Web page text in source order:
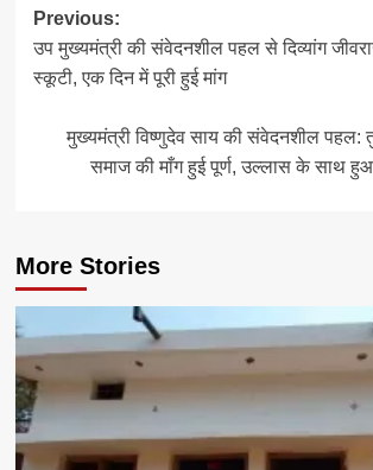
Post
navigation
Previous:
उप मुख्यमंत्री की संवेदनशील पहल से दिव्यांग
स्कूटी, एक दिन में पूरी हुई मांग
मुख्यमंत्री विष्णुदेव साय की संवेदनशील पहल:
समाज की माँग हुई पूर्ण, उल्लास के साथ
More Stories